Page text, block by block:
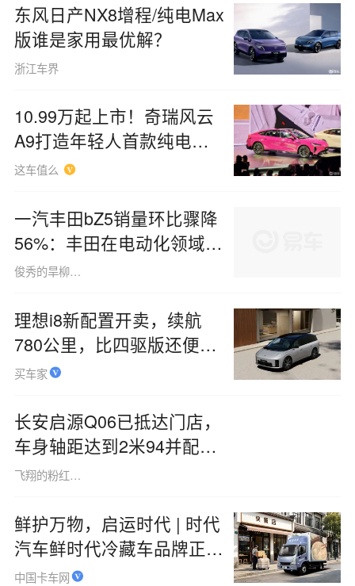
东风日产NX8增程/纯电Max
版谁是家用最优解？
浙江车界
10.99万起上市！奇瑞风云
A9打造年轻人首款纯电轿
跑
这车值么
一汽丰田bZ5销量环比骤降
56%：丰田在电动化领域起
步较早，却最终落后于人
俊秀的旱柳树1507
理想i8新配置开卖，续航
780公里，比四驱版还便宜
3万
买车家
长安启源Q06已抵达门店，
车身轴距达到2米94并配备
大五座布局，全系标配天枢
飞翔的粉红小浣熊1507
鲜护万物，启运时代 | 时代
汽车鲜时代冷藏车品牌正式
发布
中国卡车网